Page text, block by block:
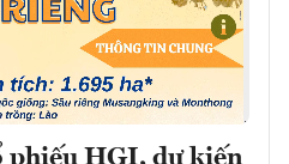
phiếu HGI, dự kiến